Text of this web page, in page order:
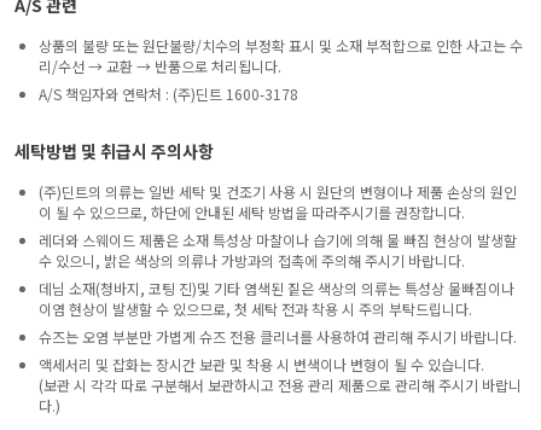
A/S 관련
상품의 불량 또는 원단불량/치수의 부정확 표시 및 소재 부적합으로 인한 사고는 수
리/수선 → 교환 → 반품으로 처리됩니다.
A/S 책임자와 연락처 : (주)딘트 1600-3178
세탁방법 및 취급시 주의사항
(주)딘트의 의류는 일반 세탁 및 건조기 사용 시 원단의 변형이나 제품 손상의 원인
이 될 수 있으므로, 하단에 안내된 세탁 방법을 따라주시기를 권장합니다.
레더와 스웨이드 제품은 소재 특성상 마찰이나 습기에 의해 물 빠짐 현상이 발생할
수 있으니, 밝은 색상의 의류나 가방과의 접촉에 주의해 주시기 바랍니다.
데님 소재(청바지, 코팅 진)및 기타 염색된 짙은 색상의 의류는 특성상 물빠짐이나
이염 현상이 발생할 수 있으므로, 첫 세탁 전과 착용 시 주의 부탁드립니다.
슈즈는 오염 부분만 가볍게 슈즈 전용 클리너를 사용하여 관리해 주시기 바랍니다.
액세서리 및 잡화는 장시간 보관 및 착용 시 변색이나 변형이 될 수 있습니다.
(보관 시 각각 따로 구분해서 보관하시고 전용 관리 제품으로 관리해 주시기 바랍니
다.)